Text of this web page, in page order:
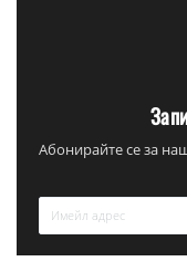
Абонирайте се за